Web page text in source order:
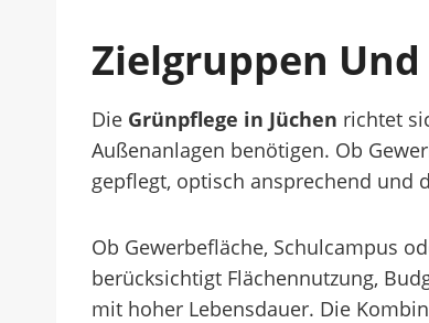
Zielgruppen
Die Grünpflege in Jüchen richtet
Außenanlagen benötigen. Ob
gepflegt, optisch ansprechend und
Ob Gewerbefläche, Schulcampus
berücksichtigt Flächennutzung,
mit hoher Lebensdauer. Die